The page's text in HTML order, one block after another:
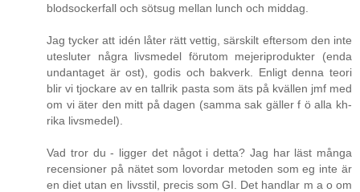
blodsockerfall och sötsug mellan lunch och middag.
Jag tycker att idén låter rätt vettig, särskilt eftersom den inte
utesluter några livsmedel förutom mejeriprodukter (enda
undantaget är ost), godis och bakverk. Enligt denna teori
blir vi tjockare av en tallrik pasta som äts på kvällen jmf med
om vi äter den mitt på dagen (samma sak gäller f ö alla kh-
rika livsmedel).
Vad tror du - ligger det något i detta? Jag har läst många
recensioner på nätet som lovordar metoden som eg inte är
en diet utan en livsstil, precis som GI. Det handlar m a o om